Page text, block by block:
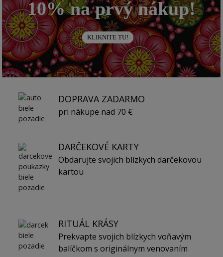
10% na prvý nákup!
KLIKNITE TU!
DOPRAVA ZADARMO
pri nákupe nad 70 €
DARČEKOVÉ KARTY
Obdarujte svojich blízkych darčekovou
kartou
RITUÁL KRÁSY
Prekvapte svojich blízkych voňavým
balíčkom s originálnym venovaním